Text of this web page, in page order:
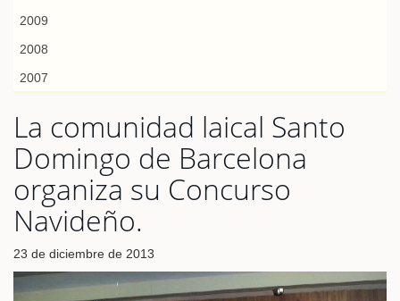
2009
2008
2007
La comunidad laical Santo
Domingo de Barcelona
organiza su Concurso
Navideño.
23 de diciembre de 2013